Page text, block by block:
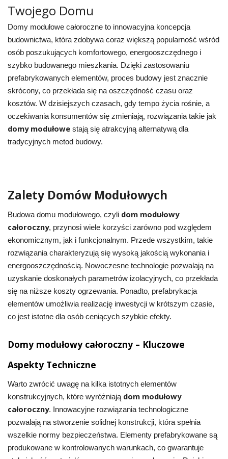
Twojego Domu
Domy modułowe całoroczne to innowacyjna koncepcja
budownictwa, która zdobywa coraz większą popularność wśród
osób poszukujących komfortowego, energooszczędnego i
szybko budowanego mieszkania. Dzięki zastosowaniu
prefabrykowanych elementów, proces budowy jest znacznie
skrócony, co przekłada się na oszczędność czasu oraz
kosztów. W dzisiejszych czasach, gdy tempo życia rośnie, a
oczekiwania konsumentów się zmieniają, rozwiązania takie jak
domy modułowestają się atrakcyjną alternatywą dla
tradycyjnych metod budowy.
Zalety Domów Modułowych
Budowa domu modułowego, czyli dom modułowy
całoroczny, przynosi wiele korzyści zarówno pod względem
ekonomicznym, jak i funkcjonalnym. Przede wszystkim, takie
rozwiązania charakteryzują się wysoką jakością wykonania i
energooszczędnością. Nowoczesne technologie pozwalają na
uzyskanie doskonałych parametrów izolacyjnych, co przekłada
się na niższe koszty ogrzewania. Ponadto, prefabrykacja
elementów umożliwia realizację inwestycji w krótszym czasie,
co jest istotne dla osób ceniących szybkie efekty.
Domy modułowy całoroczny – Kluczowe
Aspekty Techniczne
Warto zwrócić uwagę na kilka istotnych elementów
konstrukcyjnych, które wyróżniają dom modułowy
całoroczny. Innowacyjne rozwiązania technologiczne
pozwalają na stworzenie solidnej konstrukcji, która spełnia
wszelkie normy bezpieczeństwa. Elementy prefabrykowane są
produkowane w kontrolowanych warunkach, co gwarantuje